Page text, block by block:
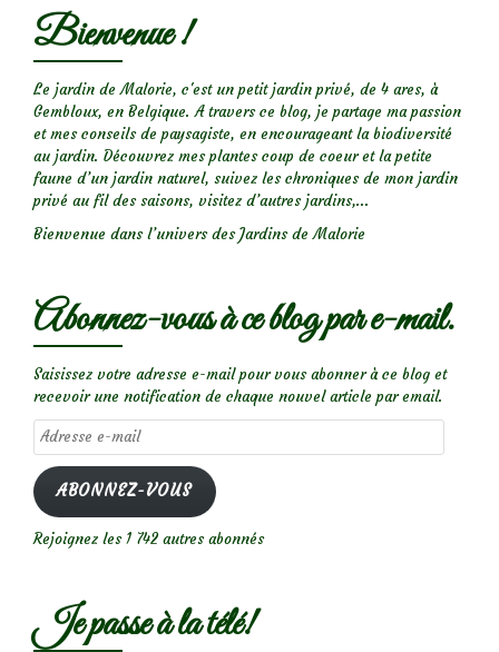
Bienvenue !
Le jardin de Malorie, c'est un petit jardin privé, de 4 ares, à
Gembloux, en Belgique. A travers ce blog, je partage ma passion
et mes conseils de paysagiste, en encourageant la biodiversité
au jardin. Découvrez mes plantes coup de coeur et la petite
faune d’un jardin naturel, suivez les chroniques de mon jardin
privé au fil des saisons, visitez d’autres jardins,...
Bienvenue dans l’univers des Jardins de Malorie
Abonnez-vous à ce blog par e-mail.
Saisissez votre adresse e-mail pour vous abonner à ce blog et
recevoir une notification de chaque nouvel article par email.
Adresse
e-
mail
ABONNEZ-VOUS
Rejoignez les 1 742 autres abonnés
Je passe à la télé!